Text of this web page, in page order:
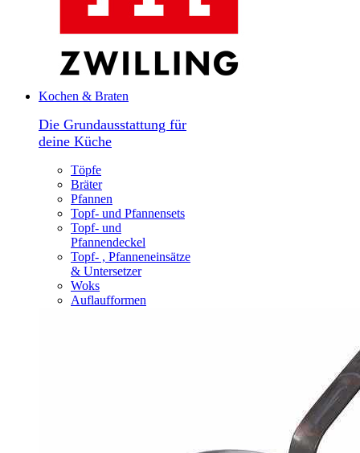
Kochen & Braten
Die Grundausstattung für
deine Küche
Töpfe
Bräter
Pfannen
Topf- und Pfannensets
Topf- und
Pfannendeckel
Topf- , Pfanneneinsätze
& Untersetzer
Woks
Auflaufformen